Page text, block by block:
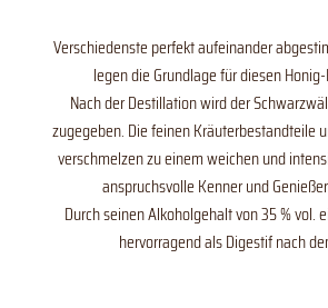
Verschiedenste perfekt aufeinander
legen die Grundlage für diesen
Nach der Destillation wird der
zugegeben. Die feinen Kräuterbestandteile
verschmelzen zu einem weichen und
anspruchsvolle Kenner und
Durch seinen Alkoholgehalt von 35 % vol.
hervorragend als Digestif nach